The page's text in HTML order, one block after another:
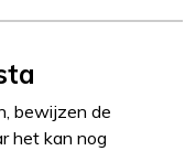
bewijzen de
het kan nog